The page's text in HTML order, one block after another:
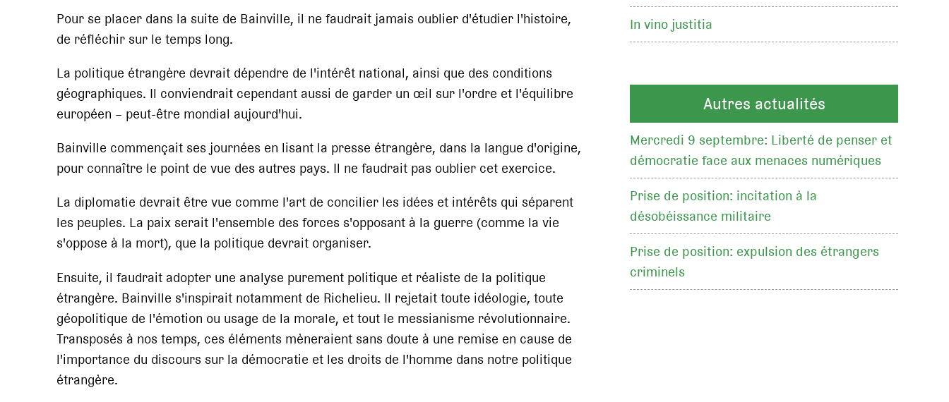
Pour se placer dans la suite de Bainville, il ne faudrait jamais oublier d'étudier l'histoire,
de réfléchir sur le temps long.
La politique étrangère devrait dépendre de l'intérêt national, ainsi que des conditions
géographiques. Il conviendrait cependant aussi de garder un œil sur l'ordre et l'équilibre
européen – peut-être mondial aujourd'hui.
Bainville commençait ses journées en lisant la presse étrangère, dans la langue d'origine,
pour connaître le point de vue des autres pays. Il ne faudrait pas oublier cet exercice.
La diplomatie devrait être vue comme l'art de concilier les idées et intérêts qui séparent
les peuples. La paix serait l'ensemble des forces s'opposant à la guerre (comme la vie
s'oppose à la mort), que la politique devrait organiser.
Ensuite, il faudrait adopter une analyse purement politique et réaliste de la politique
étrangère. Bainville s'inspirait notamment de Richelieu. Il rejetait toute idéologie, toute
géopolitique de l'émotion ou usage de la morale, et tout le messianisme révolutionnaire.
Transposés à nos temps, ces éléments mèneraient sans doute à une remise en cause de
l'importance du discours sur la démocratie et les droits de l'homme dans notre politique
étrangère.
In vino justitia
Autres actualités
Mercredi 9 septembre: Liberté de penser et
démocratie face aux menaces numériques
Prise de position: incitation à la
désobéissance militaire
Prise de position: expulsion des étrangers
criminels